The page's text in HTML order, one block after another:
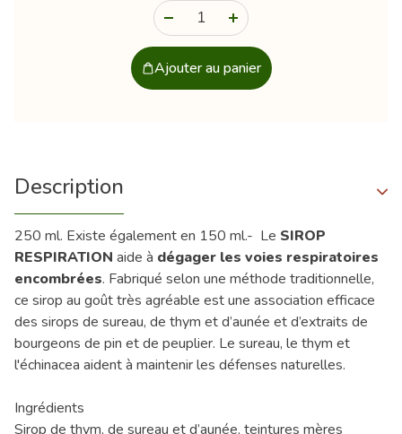
Ajouter au panier
Description
250 ml. Existe également en 150 ml.- Le SIROP
RESPIRATION aide à dégager les voies respiratoires
encombrées. Fabriqué selon une méthode traditionnelle,
ce sirop au goût très agréable est une association efficace
des sirops de sureau, de thym et d’aunée et d’extraits de
bourgeons de pin et de peuplier. Le sureau, le thym et
l'échinacea aident à maintenir les défenses naturelles.
Ingrédients
Sirop de thym, de sureau et d’aunée, teintures mères